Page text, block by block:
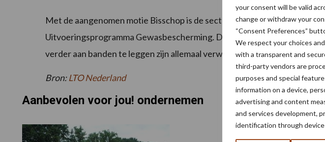
your consent will be valid
change or withdraw your
“Consent Preferences”
We respect your choices
with a transparent and
third-party vendors are
purposes and special
information on a device,
advertising and content
and services development,
identification through device
Met de aangenomen motie Bisschop is de sector verzekerd van
Uitvoeringsprogramma Gewasbescherming. De vergaande moties van
verder aan banden te leggen zijn allemaal verworpen.
Bron:LTO Nederland
Aanbevolen voor jou! ondernemen